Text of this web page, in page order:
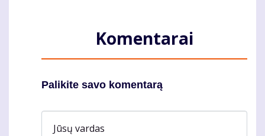
Komentarai
Palikite savo komentarą
Jūsų vardas